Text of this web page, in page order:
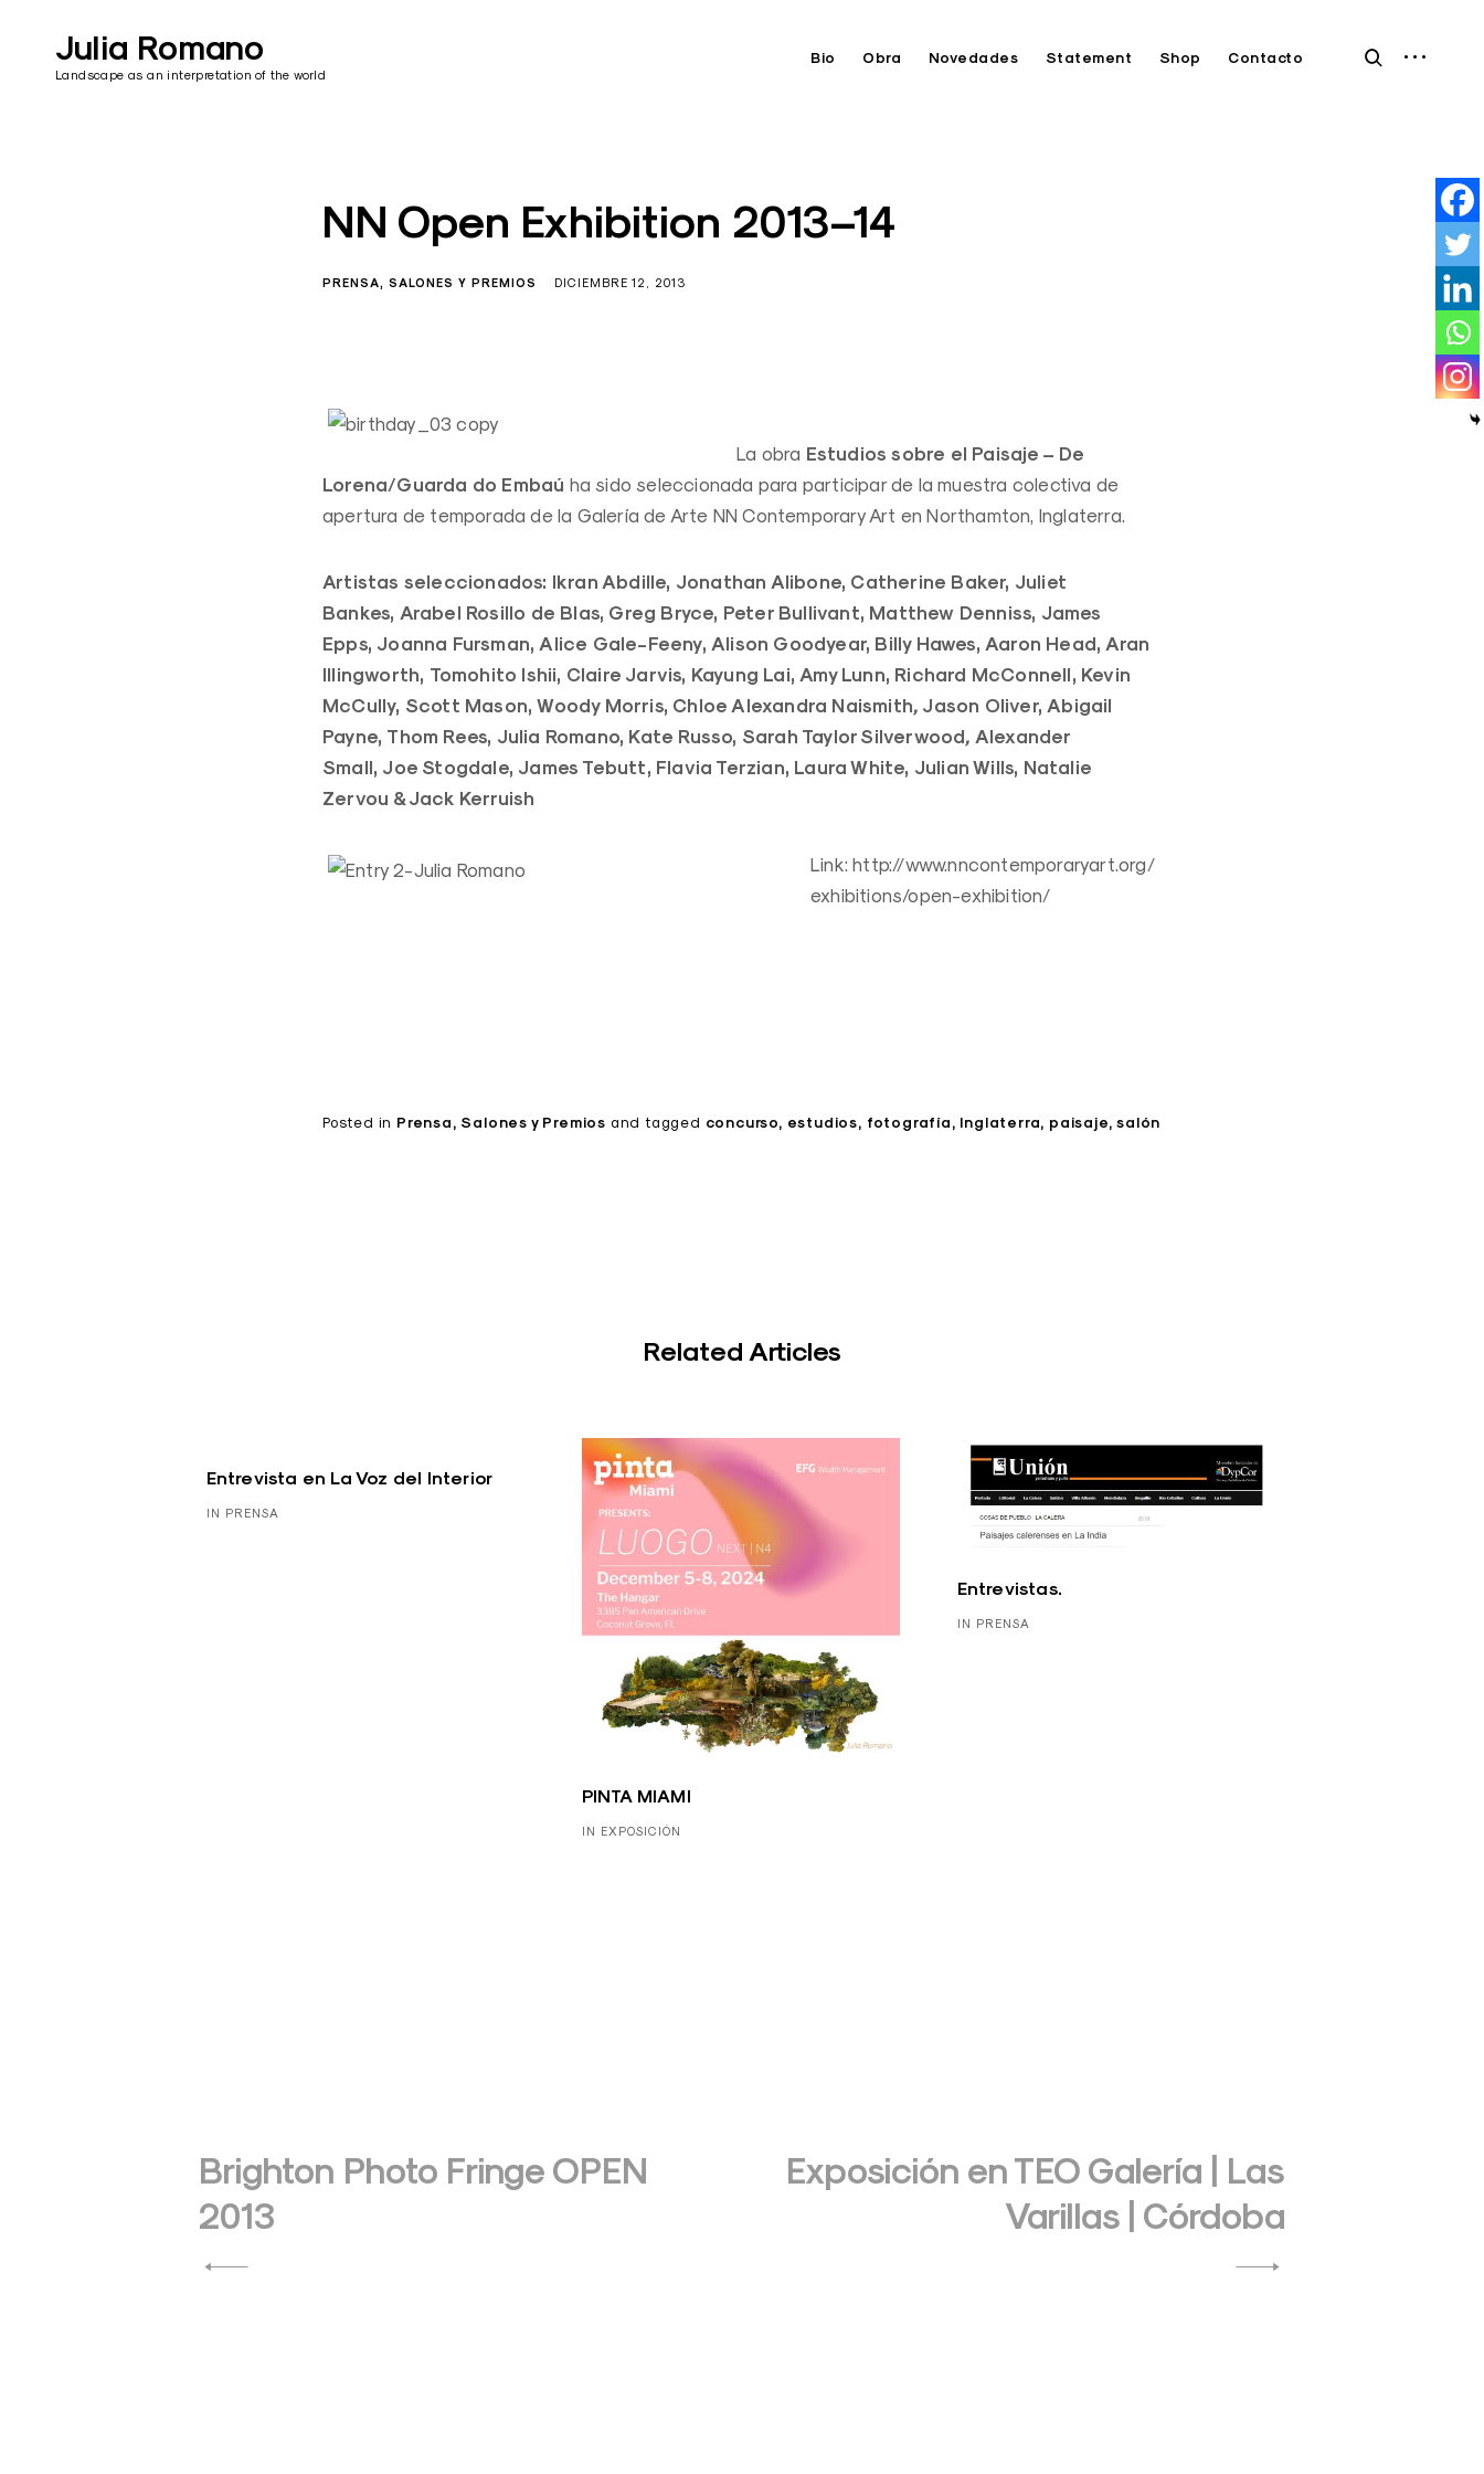
contentJulia Romano
Landscape as an interpretation of the world
Bio Obra Novedades Statement Shop Contacto
open
open
NN Open Exhibition 2013–14
PRENSA SALONES Y PREMIOS DICIEMBRE 12, 2013
La obra Estudios sobre el Paisaje – De
Lorena/Guarda do Embaú ha sido seleccionada para participar de la muestra colectiva de
apertura de temporada de la Galería de Arte NN Contemporary Art en Northamton, Inglaterra.
Artistas seleccionados: Ikran Abdille, Jonathan Alibone, Catherine Baker, Juliet
Bankes, Arabel Rosillo de Blas, Greg Bryce, Peter Bullivant, Matthew Denniss, James
Epps, Joanna Fursman, Alice Gale-Feeny, Alison Goodyear, Billy Hawes, Aaron Head, Aran
Illingworth, Tomohito Ishii, Claire Jarvis, Kayung Lai, Amy Lunn, Richard McConnell, Kevin
McCully, Scott Mason, Woody Morris, Chloe Alexandra Naismith, Jason Oliver, Abigail
Payne, Thom Rees, Julia Romano, Kate Russo, Sarah Taylor Silverwood, Alexander
Small, Joe Stogdale, James Tebutt, Flavia Terzian, Laura White, Julian Wills, Natalie
Zervou & Jack Kerruish
Link: http://www.nncontemporaryart.org/
exhibitions/open-exhibition/
Posted in Prensa Salones y Premios andtagged concurso estudios fotografía Inglaterra paisaje salón
Related Articles
Entrevista en La Voz del Interior
IN PRENSA
PINTA MIAMI
IN EXPOSICIÓN
Entrevistas.
IN PRENSA
de
entradas
Brighton Photo Fringe OPEN
2013
Exposición en TEO Galería | Las
Varillas | Córdoba